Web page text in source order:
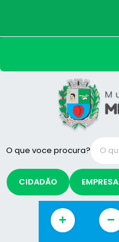
O que voce procura?
CIDADÃO EMPRESA